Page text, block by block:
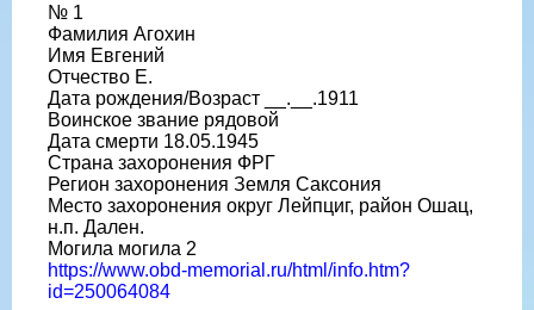
№ 1
Фамилия Агохин
Имя Евгений
Отчество Е.
Дата рождения/Возраст __.__.1911
Воинское звание рядовой
Дата смерти 18.05.1945
Страна захоронения ФРГ
Регион захоронения Земля Саксония
Место захоронения округ Лейпциг, район Ошац,
н.п. Дален.
Могила могила 2
https://www.obd-memorial.ru/html/info.htm?
id=250064084